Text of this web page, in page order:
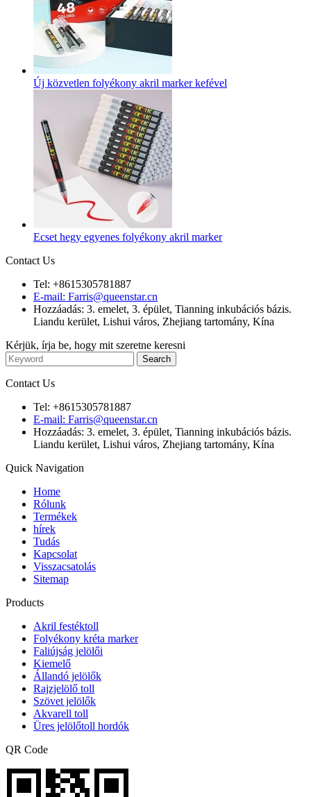
Új közvetlen folyékony akril marker kefével
Ecset hegy egyenes folyékony akril marker
Contact Us
Tel: +8615305781887
E-mail: Farris@queenstar.cn
Hozzáadás: 3. emelet, 3. épület, Tianning inkubációs bázis.
Liandu kerület, Lishui város, Zhejiang tartomány, Kína
Kérjük, írja be, hogy mit szeretne keresni
Contact Us
Tel: +8615305781887
E-mail: Farris@queenstar.cn
Hozzáadás: 3. emelet, 3. épület, Tianning inkubációs bázis.
Liandu kerület, Lishui város, Zhejiang tartomány, Kína
Quick Navigation
Home
Rólunk
Termékek
hírek
Tudás
Kapcsolat
Visszacsatolás
Sitemap
Products
Akril festéktoll
Folyékony kréta marker
Faliújság jelölői
Kiemelő
Állandó jelölők
Rajzjelölő toll
Szövet jelölők
Akvarell toll
Üres jelölőtoll hordók
QR Code